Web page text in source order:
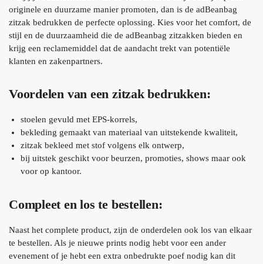
originele en duurzame manier promoten, dan is de adBeanbag
zitzak bedrukken de perfecte oplossing. Kies voor het comfort, de
stijl en de duurzaamheid die de adBeanbag zitzakken bieden en
krijg een reclamemiddel dat de aandacht trekt van potentiële
klanten en zakenpartners.
Voordelen van een zitzak bedrukken:
stoelen gevuld met EPS-korrels,
bekleding gemaakt van materiaal van uitstekende kwaliteit,
zitzak bekleed met stof volgens elk ontwerp,
bij uitstek geschikt voor beurzen, promoties, shows maar ook
voor op kantoor.
Compleet en los te bestellen:
Naast het complete product, zijn de onderdelen ook los van elkaar
te bestellen. Als je nieuwe prints nodig hebt voor een ander
evenement of je hebt een extra onbedrukte poef nodig kan dit